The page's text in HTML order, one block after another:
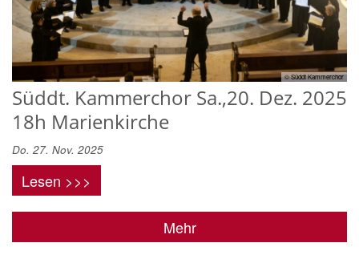
© Süddt Kammerchor
Süddt. Kammerchor Sa.,20. Dez. 2025
18h Marienkirche
Do. 27. Nov. 2025
Lesen >>>
Mehr